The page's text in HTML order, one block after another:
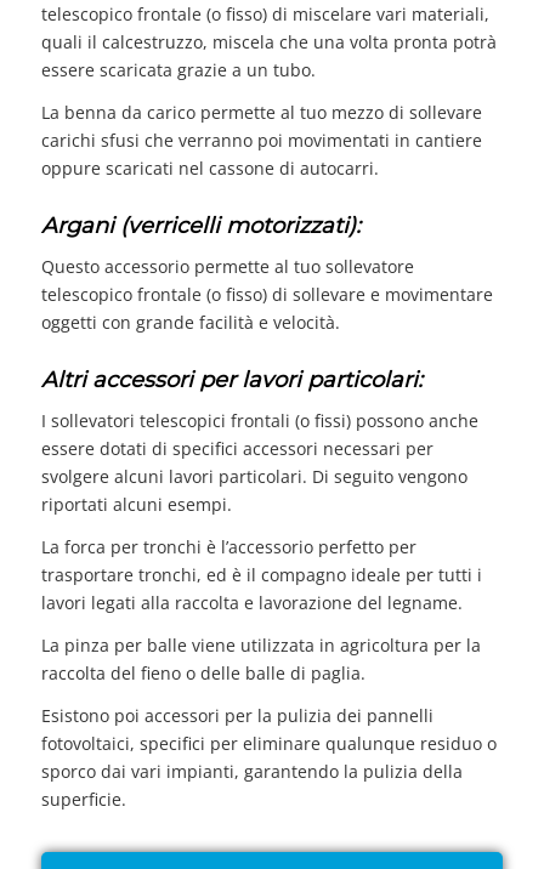
telescopico frontale (o fisso) di miscelare vari materiali,
quali il calcestruzzo, miscela che una volta pronta potrà
essere scaricata grazie a un tubo.
La benna da carico permette al tuo mezzo di sollevare
carichi sfusi che verranno poi movimentati in cantiere
oppure scaricati nel cassone di autocarri.
Argani (verricelli motorizzati):
Questo accessorio permette al tuo sollevatore
telescopico frontale (o fisso) di sollevare e movimentare
oggetti con grande facilità e velocità.
Altri accessori per lavori particolari:
I sollevatori telescopici frontali (o fissi) possono anche
essere dotati di specifici accessori necessari per
svolgere alcuni lavori particolari. Di seguito vengono
riportati alcuni esempi.
La forca per tronchi è l’accessorio perfetto per
trasportare tronchi, ed è il compagno ideale per tutti i
lavori legati alla raccolta e lavorazione del legname.
La pinza per balle viene utilizzata in agricoltura per la
raccolta del fieno o delle balle di paglia.
Esistono poi accessori per la pulizia dei pannelli
fotovoltaici, specifici per eliminare qualunque residuo o
sporco dai vari impianti, garantendo la pulizia della
superficie.